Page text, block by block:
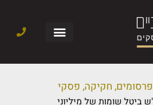
פרסומים, חקיקה, פסקי
ביטל שומות של מיליוני